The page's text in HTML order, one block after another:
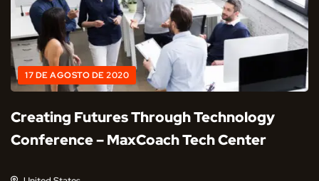
17 DE AGOSTO DE 2020
Creating Futures Through Technology
Conference – MaxCoach Tech Center